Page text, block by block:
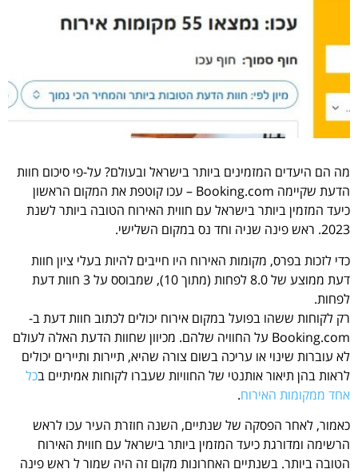
מה הם היעדים המזמינים ביותר בישראל ובעולם? על-פי סיכום חוות
הדעת שקיימה Booking.com – עכו קוטפת את המקום הראשון
כיעד המזמין ביותר בישראל עם חווית האירוח הטובה ביותר לשנת
2023. ראש פינה שניה וחד נס במקום השלישי.
כדי לזכות בפרס, מקומות האירוח היו חייבים להיות בעלי ציון חוות
דעת ממוצע של 8.0 לפחות (מתוך 10), שמבוסס על 3 חוות דעת
לפחות.
רק לקוחות ששהו בפועל במקום אירוח יכולים לכתוב חוות דעת ב-
Booking.com על החוויה שלהם. מכיוון שחוות הדעת האלה לעולם
לא עוברות שינוי או עריכה בשום צורה שהיא, תיירות ותיירים יכולים
לראות בהן תיאור אותנטי של החוויות שעברו לקוחות אמיתיים בכל
אחד ממקומות האירוח.
כאמור, לאחר הפסקה של שנתיים, השנה חוזרת העיר עכו לראש
הרשימה ומדורגת כיעד המזמין ביותר בישראל עם חווית האירוח
הטובה ביותר. בשנתיים האחרונות מקום זה היה שמור ל ראש פינה